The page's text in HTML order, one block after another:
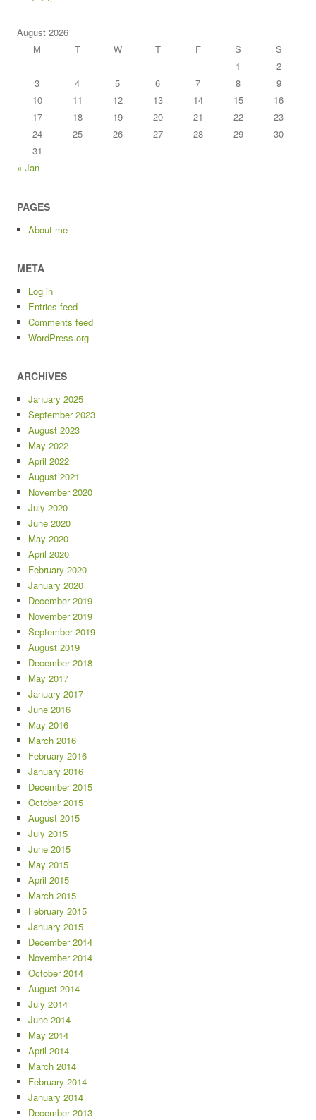
August 2026
M
T W T F S
S
1
2
3
4 5 6 7 8
9
10
11 12 13 14 15
16
17
18 19 20 21 22
23
24
25 26 27 28 29
30
31
« Jan
PAGES
About me
META
Log in
Entries feed
Comments feed
WordPress.org
ARCHIVES
January 2025
September 2023
August 2023
May 2022
April 2022
August 2021
November 2020
July 2020
June 2020
May 2020
April 2020
February 2020
January 2020
December 2019
November 2019
September 2019
August 2019
December 2018
May 2017
January 2017
June 2016
May 2016
March 2016
February 2016
January 2016
December 2015
October 2015
August 2015
July 2015
June 2015
May 2015
April 2015
March 2015
February 2015
January 2015
December 2014
November 2014
October 2014
August 2014
July 2014
June 2014
May 2014
April 2014
March 2014
February 2014
January 2014
December 2013